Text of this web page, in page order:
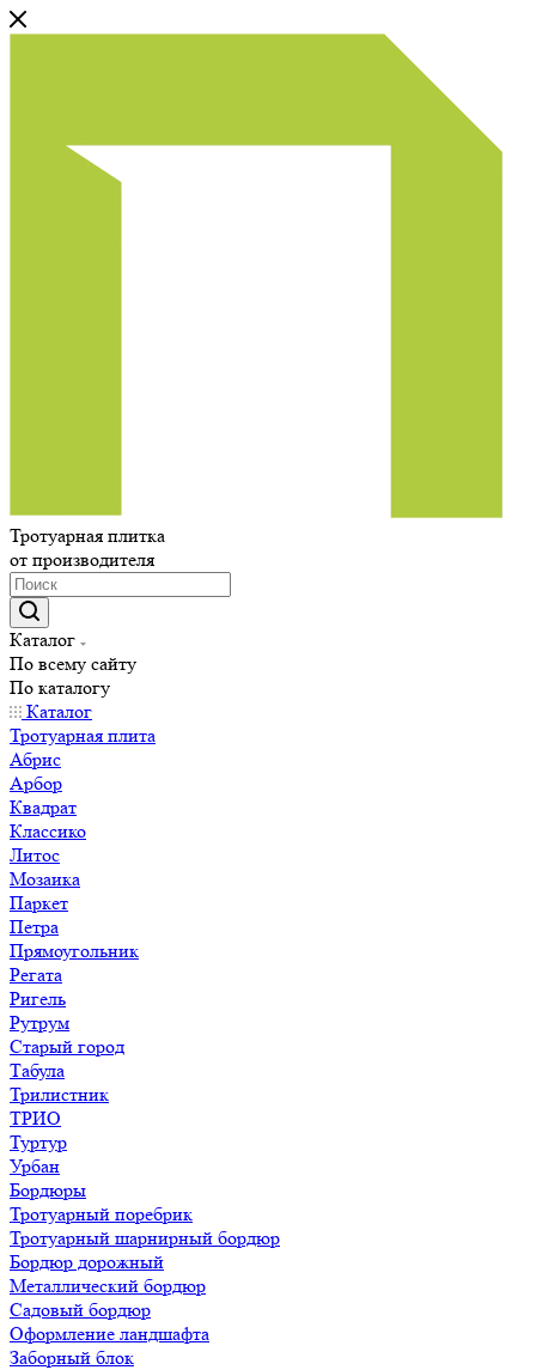
Тротуарная плитка
от производителя
Каталог
По всему сайту
По каталогу
Каталог
Тротуарная плита
Абрис
Арбор
Квадрат
Классико
Литос
Мозаика
Паркет
Петра
Прямоугольник
Регата
Ригель
Рутрум
Старый город
Табула
Трилистник
ТРИО
Туртур
Урбан
Бордюры
Тротуарный поребрик
Тротуарный шарнирный бордюр
Бордюр дорожный
Металлический бордюр
Садовый бордюр
Оформление ландшафта
Заборный блок